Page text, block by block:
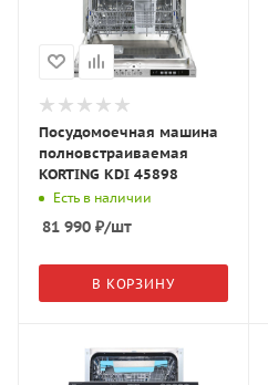
Посудомоечная машина
полновстраиваемая
KORTING KDI 45898
Есть в наличии
81 990 ₽/шт
В КОРЗИНУ